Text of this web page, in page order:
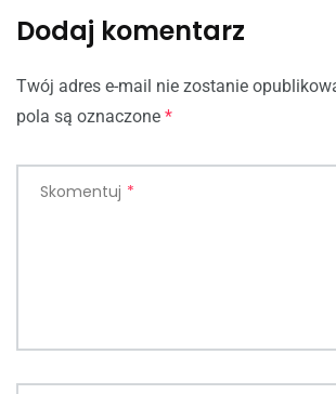
Dodaj komentarz
Twój adres e-mail nie zostanie
pola są oznaczone *
Skomentuj *